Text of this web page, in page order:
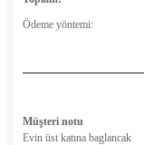
Ödeme yöntemi:
Müşteri notu
Evin üst katına baglancak